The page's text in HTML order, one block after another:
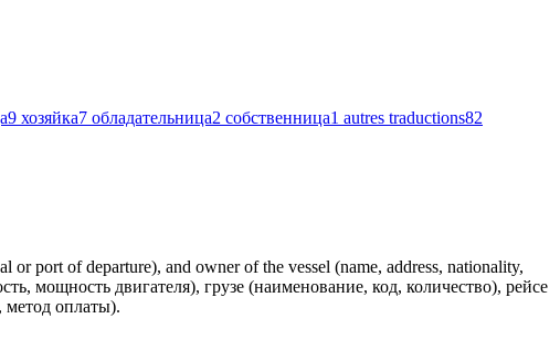
9 хозяйка7 обладательница2 собственница1 autres traductions82
or port of departure), and ownerof the vessel (name, address, nationality,
мощность двигателя), грузе (наименование, код, количество), рейсе
метод оплаты).